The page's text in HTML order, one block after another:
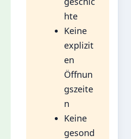
hte
Keine
explizit
en
Öffnun
gszeite
n
Keine
gesond